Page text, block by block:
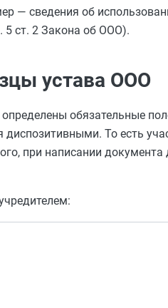
— сведения об
5 ст. 2 Закона об ООО).
устава ООО
обязательные
диспозитивными. То есть
при написании